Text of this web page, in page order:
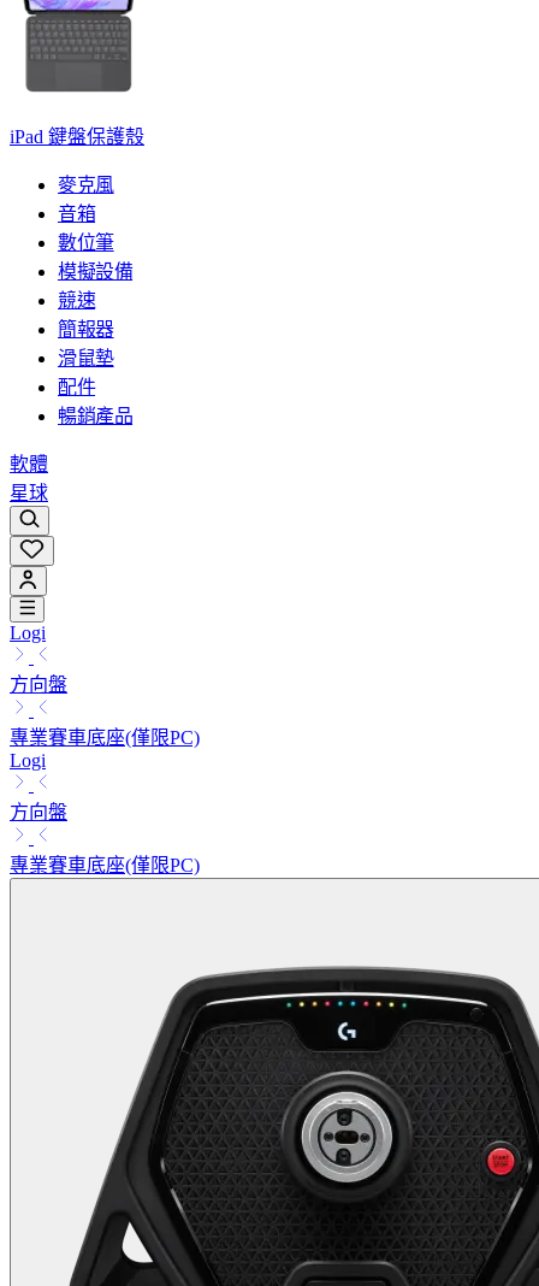
iPad 鍵盤保護殼
麥克風
音箱
數位筆
模擬設備
競速
簡報器
滑鼠墊
配件
暢銷產品
軟體
星球
Logi
方向盤
專業賽車底座(僅限PC)
Logi
方向盤
專業賽車底座(僅限PC)